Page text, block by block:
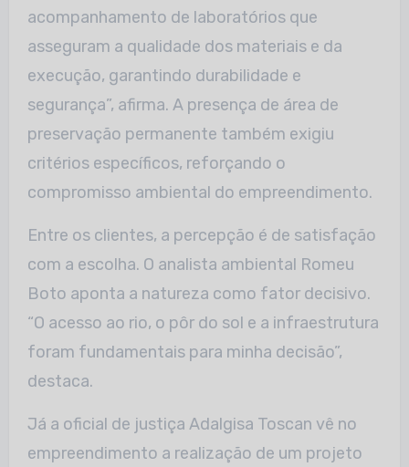
acompanhamento de laboratórios que
asseguram a qualidade dos materiais e da
execução, garantindo durabilidade e
segurança”, afirma. A presença de área de
preservação permanente também exigiu
critérios específicos, reforçando o
compromisso ambiental do empreendimento.
Entre os clientes, a percepção é de satisfação
com a escolha. O analista ambiental Romeu
Boto aponta a natureza como fator decisivo.
“O acesso ao rio, o pôr do sol e a infraestrutura
foram fundamentais para minha decisão”,
destaca.
Já a oficial de justiça Adalgisa Toscan vê no
empreendimento a realização de um projeto